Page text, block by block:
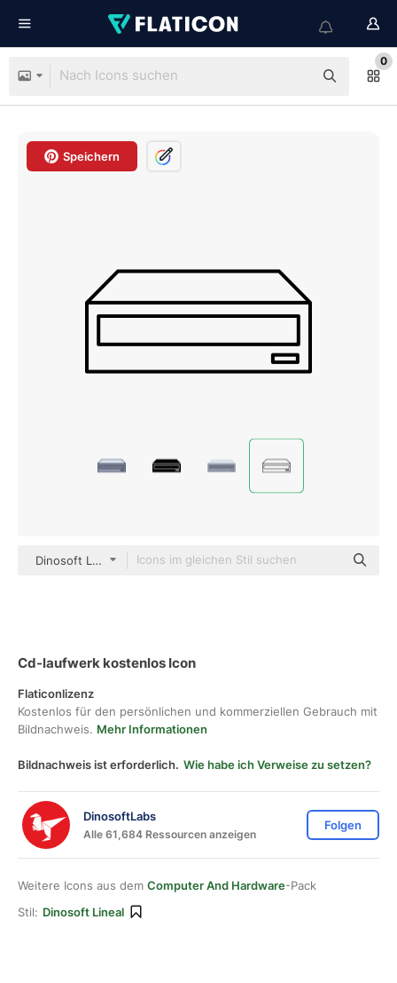
0
Speichern
Dinosoft Lineal
Cd-laufwerk kostenlos Icon
Flaticonlizenz
Kostenlos für den persönlichen und kommerziellen Gebrauch mit
Bildnachweis. Mehr Informationen
Bildnachweis ist erforderlich. Wie habe ich Verweise zu setzen?
DinosoftLabs
Alle 61,684 Ressourcen anzeigen
Folgen
Weitere Icons aus dem Computer And Hardware-Pack
Stil: Dinosoft Lineal